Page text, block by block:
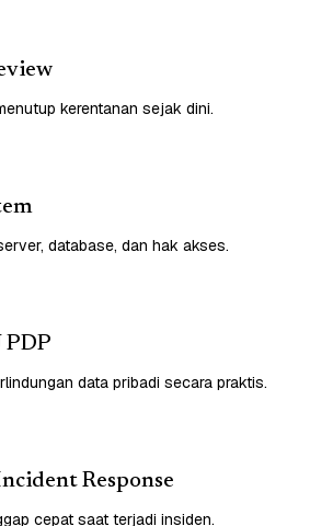
kerentanan sejak dini.
database, dan hak akses.
PDP
data pribadi secara praktis.
Response
cepat saat terjadi insiden.